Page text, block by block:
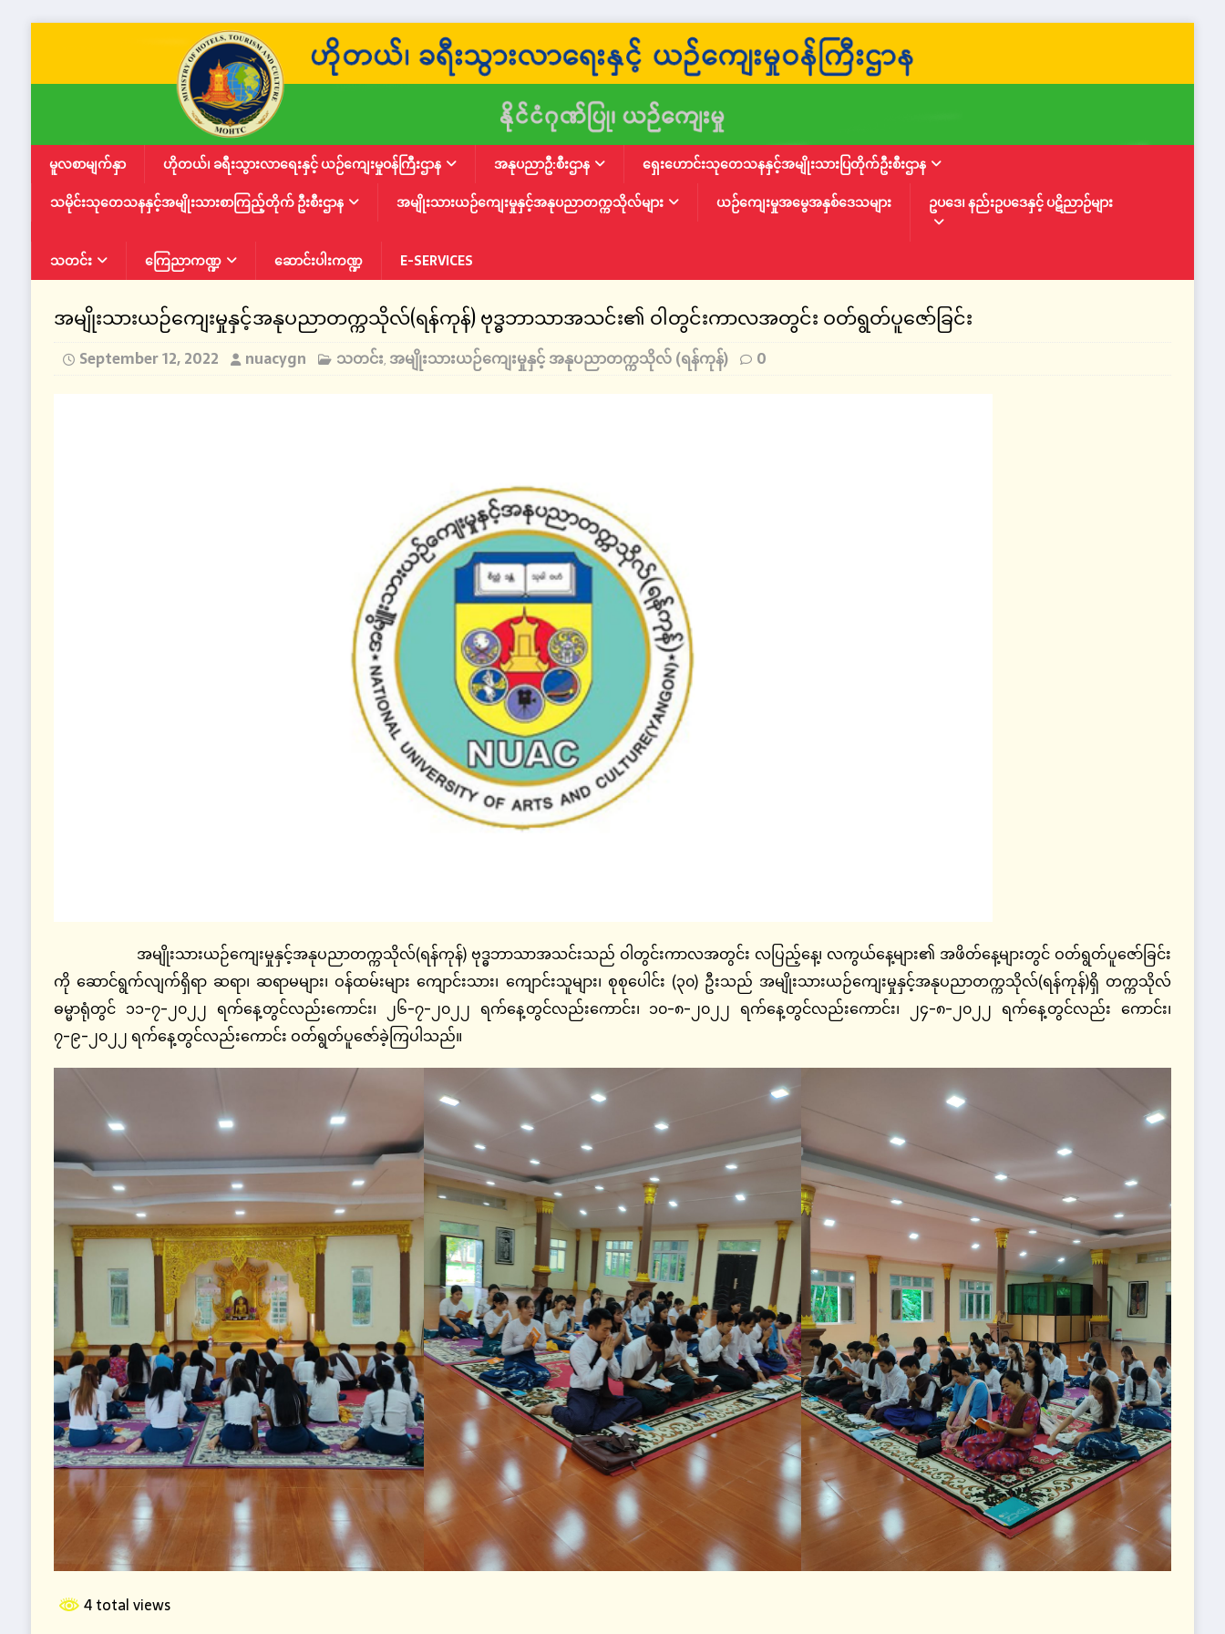
မူလစာမျက်နှာ ဟိုတယ်၊ ခရီးသွားလာရေးနှင့် ယဉ်ကျေးမှုဝန်ကြီးဌာန အနုပညာဦ:စီးဌာန
ရှေးဟောင်းသုတေသနနှင့်အမျိုးသားပြတိုက်ဦးစီးဌာန
သမိုင်းသုတေသနနှင့်အမျိုးသားစာကြည့်တိုက် ဦးစီးဌာန
အမျိုးသားယဉ်ကျေးမှုနှင့်အနုပညာတက္ကသိုလ်များ ယဉ်ကျေးမှုအမွေအနှစ်ဒေသများ ဥပဒေ၊ နည်းဥပဒေနှင့် ပဋိညာဉ်များ
သတင်း ကြေညာကဏ္ဍ ဆောင်းပါးကဏ္ဍ E-SERVICES
အမျိုးသားယဉ်ကျေးမှုနှင့်အနုပညာတက္ကသိုလ်(ရန်ကုန်) ဗုဒ္ဓဘာသာအသင်း၏ ဝါတွင်းကာလအတွင်း ဝတ်ရွတ်ပူဇော်ခြင်း
September 12, 2022 nuacygn သတင်း, အမျိုးသားယဉ်ကျေးမှုနှင့် အနုပညာတက္ကသိုလ် (ရန်ကုန်) 0
အမျိုးသားယဉ်ကျေးမှုနှင့်အနုပညာတက္ကသိုလ်(ရန်ကုန်) ဗုဒ္ဓဘာသာအသင်းသည် ဝါတွင်းကာလအတွင်း လပြည့်နေ့၊ လကွယ်နေ့များ၏ အဖိတ်နေ့များတွင် ဝတ်ရွတ်ပူဇော်ခြင်း
ကို ဆောင်ရွက်လျက်ရှိရာ ဆရာ၊ ဆရာမများ၊ ဝန်ထမ်းများ ကျောင်းသား၊ ကျောင်းသူများ၊ စုစုပေါင်း (၃၀) ဦးသည် အမျိုးသားယဉ်ကျေးမှုနှင့်အနုပညာတက္ကသိုလ်(ရန်ကုန်)ရှိ တက္ကသိုလ်
ဓမ္မာရုံတွင် ၁၁-၇-၂၀၂၂ ရက်နေ့တွင်လည်းကောင်း၊ ၂၆-၇-၂၀၂၂ ရက်နေ့တွင်လည်းကောင်း၊ ၁၀-၈-၂၀၂၂ ရက်နေ့တွင်လည်းကောင်း၊ ၂၄-၈-၂၀၂၂ ရက်နေ့တွင်လည်း ကောင်း၊
၇-၉-၂၀၂၂ ရက်နေ့တွင်လည်းကောင်း ဝတ်ရွတ်ပူဇော်ခဲ့ကြပါသည်။
4 total views